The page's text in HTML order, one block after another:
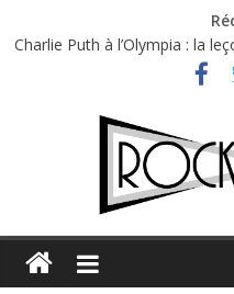
Charlie Puth à l’Olympia : la
Festival Triptyque : un
Hellfest 2026 vendredi :
Hellfest 2026 jeudi :
Première édition du Midgard